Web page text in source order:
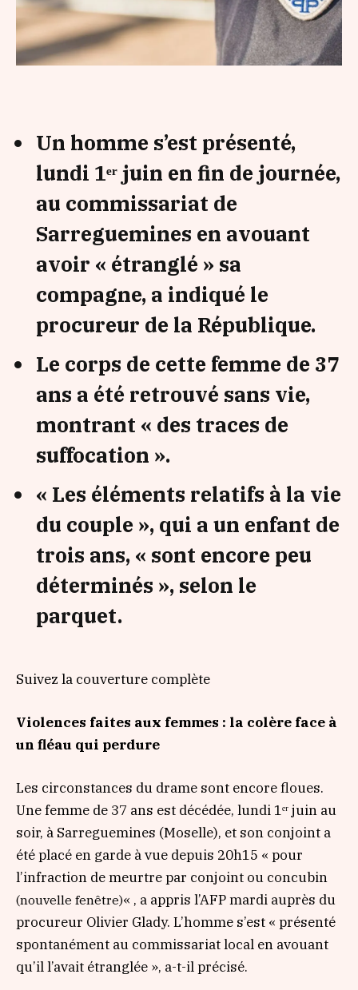
Un homme s’est présenté,
lundi 1ᵉʳ juin en fin de journée,
au commissariat de
Sarreguemines en avouant
avoir « étranglé » sa
compagne, a indiqué le
procureur de la République.
Le corps de cette femme de 37
ans a été retrouvé sans vie,
montrant « des traces de
suffocation ».
« Les éléments relatifs à la vie
du couple », qui a un enfant de
trois ans, « sont encore peu
déterminés », selon le
parquet.
Suivez la couverture complète
Violences faites aux femmes : la colère face à
un fléau qui perdure
Les circonstances du drame sont encore floues.
Une femme de 37 ans est décédée, lundi 1ᵉʳ juin au
soir, à Sarreguemines (Moselle), et son conjoint a
été placé en garde à vue depuis 20h15 « pour
l’infraction demeurtre par conjoint ou concubin
(nouvelle fenêtre)« , a appris l’AFP mardi auprès du
procureur Olivier Glady. L’homme s’est « présenté
spontanément au commissariat local en avouant
qu’il l’avait étranglée », a-t-il précisé.